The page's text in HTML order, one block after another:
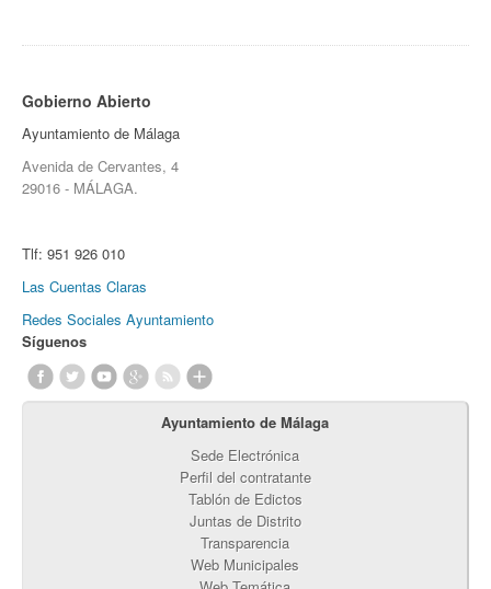
Gobierno Abierto
Ayuntamiento de Málaga
Avenida de Cervantes, 4
29016 - MÁLAGA.
Tlf: 951 926 010
Las Cuentas Claras
Redes Sociales Ayuntamiento
Síguenos
Ayuntamiento de Málaga
Sede Electrónica
Perfil del contratante
Tablón de Edictos
Juntas de Distrito
Transparencia
Web Municipales